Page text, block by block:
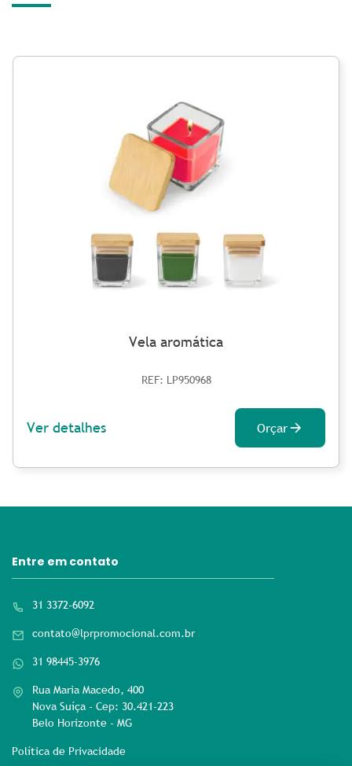
Vela aromática
REF: LP950968
Ver detalhes Orçar
Entre em contato
31 3372-6092
contato@lprpromocional.com.br
31 98445-3976
Rua Maria Macedo, 400
Nova Suíça - Cep: 30.421-223
Belo Horizonte - MG
Política de Privacidade